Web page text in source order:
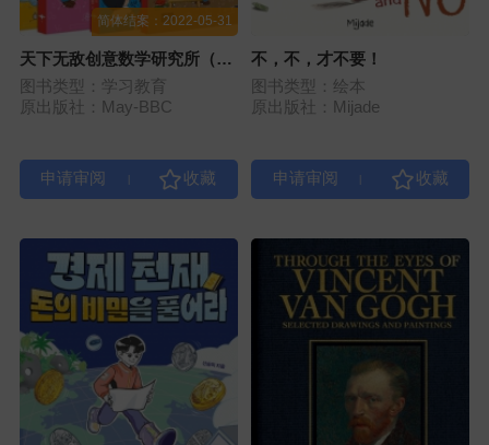
简体结案：2022-05-31
天下无敌创意数学研究所（8
册）
图书类型：学习教育
原出版社：May-BBC
不，不，才不要！
图书类型：绘本
原出版社：Mijade